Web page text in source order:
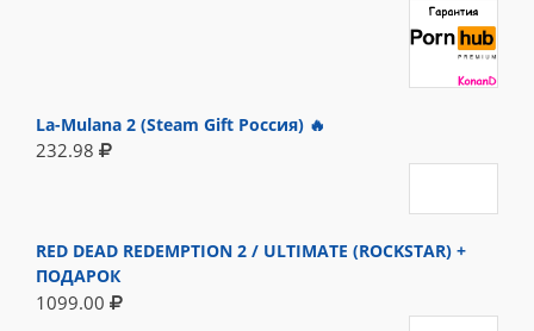
La-Mulana 2 (Steam Gift Россия) 🔥
232.98
RED DEAD REDEMPTION 2 / ULTIMATE (ROCKSTAR) +
ПОДАРОК
1099.00